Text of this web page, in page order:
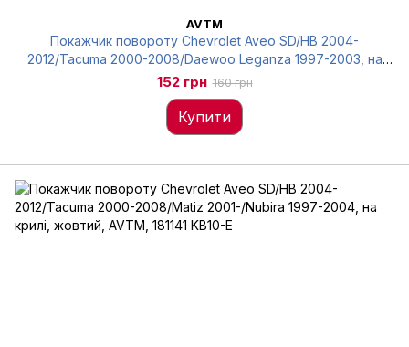
AVTM
Покажчик повороту Chevrolet Aveo SD/HB 2004-
2012/Tacuma 2000-2008/Daewoo Leganza 1997-2003, на
крилі, білий, AVTM, 181141 KB20-P
152 грн 160 грн
Купити